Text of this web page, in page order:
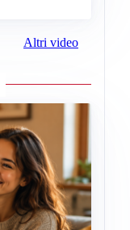
Altri video